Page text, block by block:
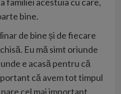
bine.
de bine și de fiecare
Eu mă simt oriunde
e acasă pentru că
că avem tot timpul
cel mai important